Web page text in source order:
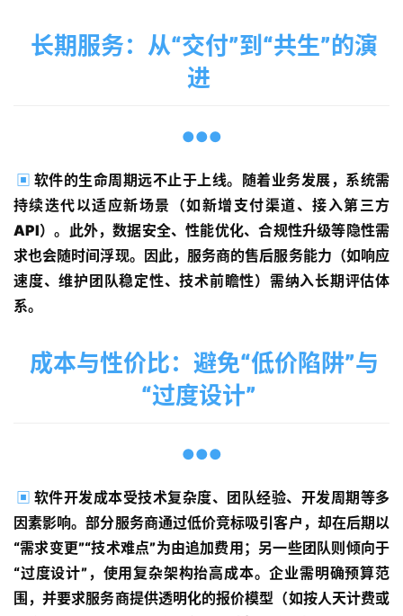
服
务
解
决
方
案
经
发
学
院
关
长期服务：从“交付”到“共生”的演
进
●●●
▣ 软件的生命周期远不止于上线。随着业务发展，系统需
持续迭代以适应新场景（如新增支付渠道、接入第三方
API）。此外，数据安全、性能优化、合规性升级等隐性需
求也会随时间浮现。因此，服务商的售后服务能力（如响应
速度、维护团队稳定性、技术前瞻性）需纳入长期评估体
系。
成本与性价比：避免“低价陷阱”与
“过度设计”
●●●
▣ 软件开发成本受技术复杂度、团队经验、开发周期等多
因素影响。部分服务商通过低价竞标吸引客户，却在后期以
“需求变更”“技术难点”为由追加费用；另一些团队则倾向于
“过度设计”，使用复杂架构抬高成本。企业需明确预算范
围，并要求服务商提供透明化的报价模型（如按人天计费或